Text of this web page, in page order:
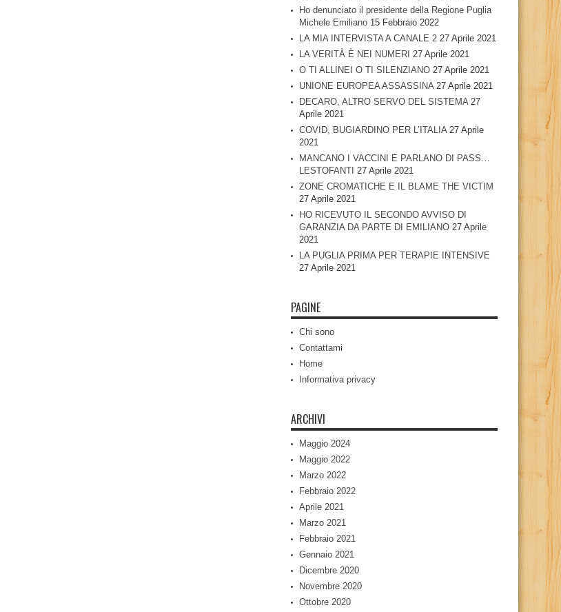
Ho denunciato il presidente della Regione Puglia
Michele Emiliano 15 Febbraio 2022
LA MIA INTERVISTA A CANALE 2 27 Aprile 2021
LA VERITÀ È NEI NUMERI 27 Aprile 2021
O TI ALLINEI O TI SILENZIANO 27 Aprile 2021
UNIONE EUROPEA ASSASSINA 27 Aprile 2021
DECARO, ALTRO SERVO DEL SISTEMA 27
Aprile 2021
COVID, BUGIARDINO PER L’ITALIA 27 Aprile
2021
MANCANO I VACCINI E PARLANO DI PASS…
LESTOFANTI 27 Aprile 2021
ZONE CROMATICHE E IL BLAME THE VICTIM
27 Aprile 2021
HO RICEVUTO IL SECONDO AVVISO DI
GARANZIA DA PARTE DI EMILIANO 27 Aprile
2021
LA PUGLIA PRIMA PER TERAPIE INTENSIVE
27 Aprile 2021
PAGINE
Chi sono
Contattami
Home
Informativa privacy
ARCHIVI
Maggio 2024
Maggio 2022
Marzo 2022
Febbraio 2022
Aprile 2021
Marzo 2021
Febbraio 2021
Gennaio 2021
Dicembre 2020
Novembre 2020
Ottobre 2020